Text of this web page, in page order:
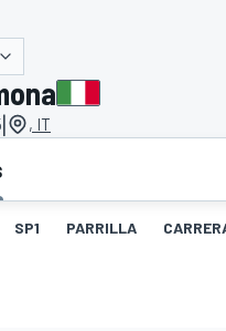
por
| , IT
SP1 PARRILLA